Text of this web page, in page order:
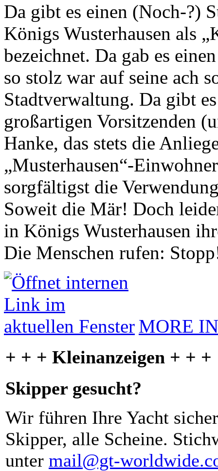
Da gibt es einen (Noch-?)
Königs Wusterhausen als
bezeichnet. Da gab es
so stolz war auf seine ach
Stadtverwaltung. Da gibt
großartigen Vorsitzenden
Hanke, das stets die
„Musterhausen“-
sorgfältigst die
Soweit die Mär! Doch
in Königs Wusterhausen
Die Menschen rufen:
MORE
+ + + Kleinanzeigen + + +
Skipper gesucht?
Wir führen Ihre Yacht
Skipper, alle Scheine.
unter mail@gt-